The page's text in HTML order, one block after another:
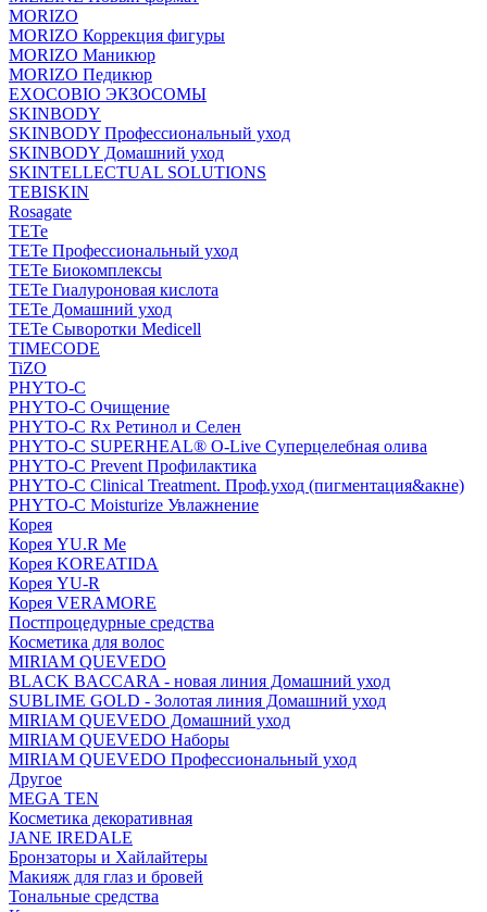
MORIZO
MORIZO Коррекция фигуры
MORIZO Маникюр
MORIZO Педикюр
EXOCOBIO ЭКЗОСОМЫ
SKINBODY
SKINBODY Профессиональный уход
SKINBODY Домашний уход
SKINTELLECTUAL SOLUTIONS
TEBISKIN
Rosagate
TETe
TETe Профессиональный уход
TETe Биокомплексы
TETe Гиалуроновая кислота
TETe Домашний уход
TETe Сыворотки Medicell
TIMECODE
TiZO
PHYTO-C
PHYTO-C Очищение
PHYTO-C Rx Ретинол и Селен
PHYTO-C SUPERHEAL® O-Live Суперцелебная олива
PHYTO-C Prevent Профилактика
PHYTO-C Clinical Treatment. Проф.уход (пигментация&акне)
PHYTO-C Moisturize Увлажнение
Корея
Корея YU.R Me
Корея KOREATIDA
Корея YU-R
Корея VERAMORE
Постпроцедурные средства
Косметика для волос
MIRIAM QUEVEDO
BLACK BACCARA - новая линия Домашний уход
SUBLIME GOLD - Золотая линия Домашний уход
MIRIAM QUEVEDO Домашний уход
MIRIAM QUEVEDO Наборы
MIRIAM QUEVEDO Профессиональный уход
Другое
MEGA TEN
Косметика декоративная
JANE IREDALE
Бронзаторы и Хайлайтеры
Макияж для глаз и бровей
Тональные средства